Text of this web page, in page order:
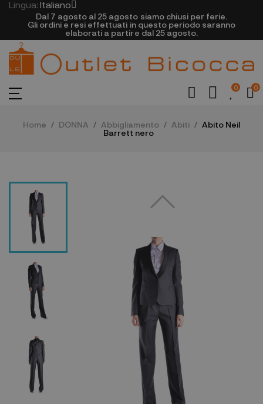
Lingua: Italiano
Dal 7 agosto al 25 agosto siamo chiusi per ferie.
Gli ordini e resi effettuati in questo periodo saranno
elaborati a partire dal 25 agosto.
0 0
Home DONNA Abbigliamento Abiti
Abito Neil
Barrett nero